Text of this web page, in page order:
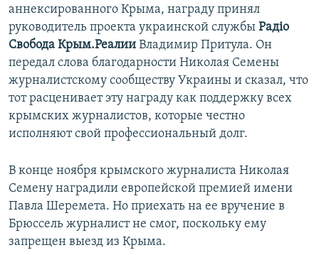
аннексированного Крыма, награду принял
руководитель проекта украинской службы Радіо
Свобода Крым.Реалии Владимир Притула. Он
передал слова благодарности Николая Семены
журналистскому сообществу Украины и сказал, что
тот расценивает эту награду как поддержку всех
крымских журналистов, которые честно
исполняют свой профессиональный долг.
В конце ноября крымского журналиста Николая
Семену наградили европейской премией имени
Павла Шеремета. Но приехать на ее вручение в
Брюссель журналист не смог, поскольку ему
запрещен выезд из Крыма.